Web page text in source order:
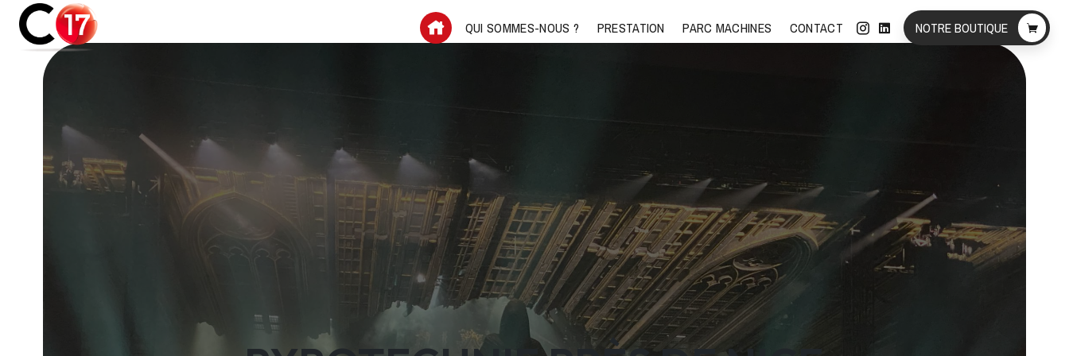
QUI SOMMES-NOUS ? PRESTATION PARC MACHINES CONTACT NOTRE BOUTIQUE
Panneau de gestion des cookies